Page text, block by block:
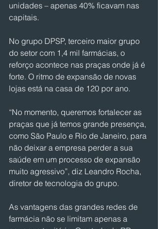
unidades – apenas 40% ficavam nas
capitais.
No grupo DPSP, terceiro maior grupo
do setor com 1,4 mil farmácias, o
reforço acontece nas praças onde já é
forte. O ritmo de expansão de novas
lojas está na casa de 120 por ano.
“No momento, queremos fortalecer as
praças que já temos grande presença,
como São Paulo e Rio de Janeiro, para
não deixar a empresa perder a sua
saúde em um processo de expansão
muito agressivo”, diz Leandro Rocha,
diretor de tecnologia do grupo.
As vantagens das grandes redes de
farmácia não se limitam apenas a